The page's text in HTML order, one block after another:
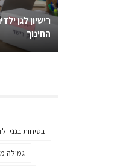
רישיון לגן
החינוך
בטיחות בגני
גמילה